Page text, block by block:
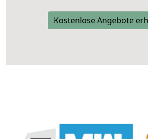
Kostenlose Angebote